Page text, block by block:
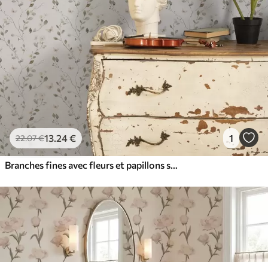
22.07€13.24€ 1
Branches fines avec fleurs et papillons sur fond blanc